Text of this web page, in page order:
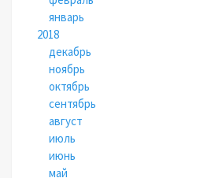
январь
2018
декабрь
ноябрь
октябрь
сентябрь
август
июль
июнь
май